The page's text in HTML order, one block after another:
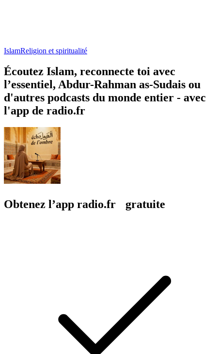
IslamReligion et spiritualité
Écoutez Islam, reconnecte toi avec
l’essentiel, Abdur-Rahman as-Sudais ou
d'autres podcasts du monde entier - avec
l'app de radio.fr
Obtenez l’app radio.fr gratuite